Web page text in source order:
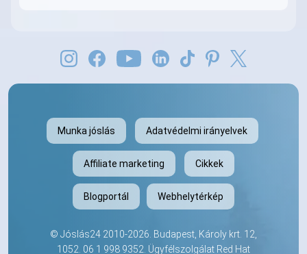
Munka jóslás Adatvédelmi irányelvek
Affiliate marketing Cikkek
Blogportál Webhelytérkép
© Jóslás24 2010-2026. Budapest, Károly krt. 12,
1052. 06 1 998 9352. Ügyfélszolgálat Red Hat